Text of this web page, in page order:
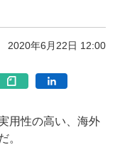
2020年6月22日 12:00
用性の高い、海外
。